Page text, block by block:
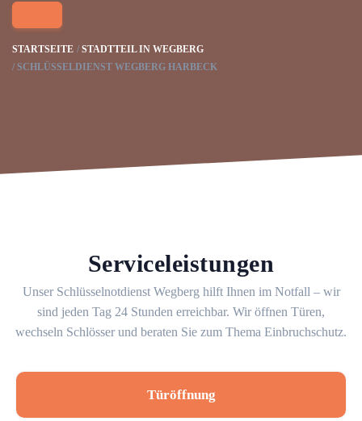
STARTSEITE
STADTTEIL IN WEGBERG
SCHLÜSSELDIENST WEGBERG HARBECK
Serviceleistungen
Unser Schlüsselnotdienst Wegberg hilft Ihnen im Notfall – wir
sind jeden Tag 24 Stunden erreichbar. Wir öffnen Türen,
wechseln Schlösser und beraten Sie zum Thema Einbruchschutz.
Türöffnung